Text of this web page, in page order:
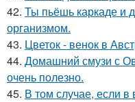
42. Ты пьёшь каркаде и
организмом.
43. Цветок - венок в
44. Домашний смузи с
очень полезно.
45. В том случае, если в